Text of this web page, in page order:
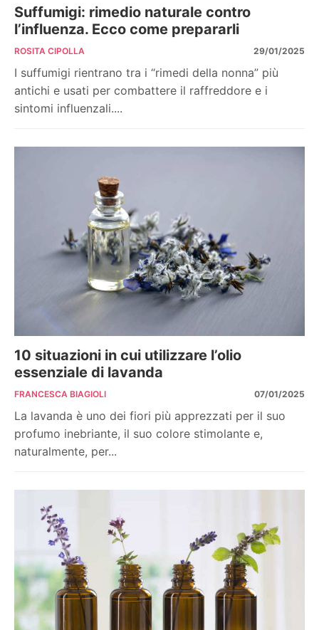
Suffumigi: rimedio naturale contro
l’influenza. Ecco come prepararli
ROSITA CIPOLLA 29/01/2025
I suffumigi rientrano tra i “rimedi della nonna” più
antichi e usati per combattere il raffreddore e i
sintomi influenzali....
10 situazioni in cui utilizzare l’olio
essenziale di lavanda
FRANCESCA BIAGIOLI 07/01/2025
La lavanda è uno dei fiori più apprezzati per il suo
profumo inebriante, il suo colore stimolante e,
naturalmente, per...